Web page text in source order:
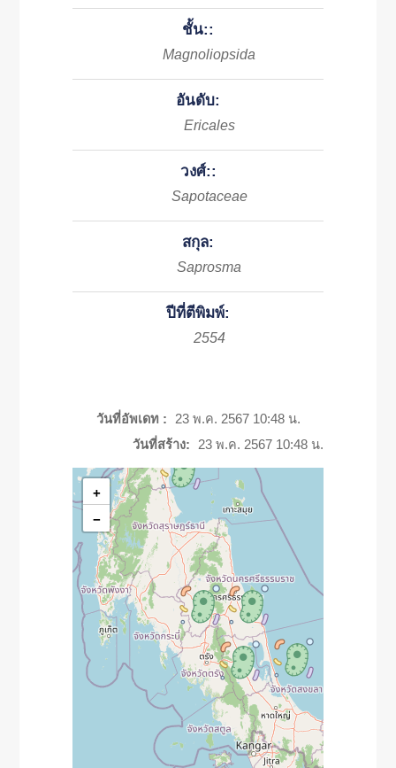
ชั้น::
Magnoliopsida
อันดับ:
Ericales
วงศ์::
Sapotaceae
สกุล:
Saprosma
ปีที่ตีพิมพ์:
2554
วันที่อัพเดท :
23 พ.ค. 2567 10:48 น.
วันที่สร้าง:
23 พ.ค. 2567 10:48 น.
+
−